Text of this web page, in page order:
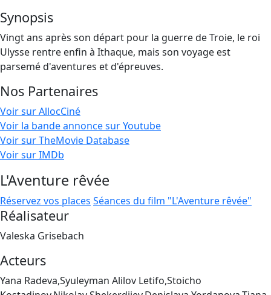
Synopsis
Vingt ans après son départ pour la guerre de Troie, le roi
Ulysse rentre enfin à Ithaque, mais son voyage est
parsemé d'aventures et d'épreuves.
Nos Partenaires
Voir sur AllocCiné
Voir la bande annonce sur Youtube
Voir sur TheMovie Database
Voir sur IMDb
L'Aventure rêvée
Réservez vos places Séances du film "L'Aventure rêvée"
Réalisateur
Valeska Grisebach
Acteurs
Yana Radeva,Syuleyman Alilov Letifo,Stoicho